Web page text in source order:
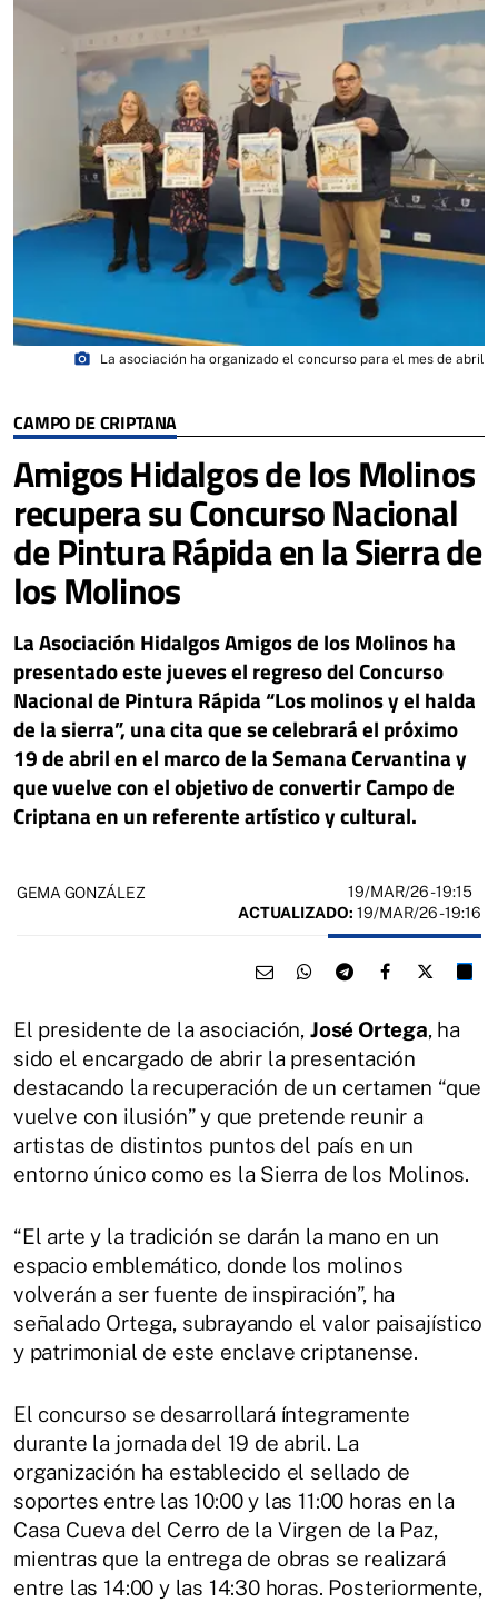
CAMPO DE CRIPTANA
Amigos Hidalgos de los Molinos
recupera su Concurso Nacional
de Pintura Rápida en la Sierra de
los Molinos
La Asociación Hidalgos Amigos de los Molinos ha
presentado este jueves el regreso del Concurso
Nacional de Pintura Rápida “Los molinos y el halda
de la sierra”, una cita que se celebrará el próximo
19 de abril en el marco de la Semana Cervantina y
que vuelve con el objetivo de convertir Campo de
Criptana en un referente artístico y cultural.
photo_camera La asociación ha organizado el concurso para el mes de abril
GEMA GONZÁLEZ 19/MAR/26- 19:15
ACTUALIZADO: 19/MAR/26 - 19:16
El presidente de la asociación, José Ortega, ha
sido el encargado de abrir la presentación
destacando la recuperación de un certamen “que
vuelve con ilusión” y que pretende reunir a
artistas de distintos puntos del país en un
entorno único como es la Sierra de los Molinos.
“El arte y la tradición se darán la mano en un
espacio emblemático, donde los molinos
volverán a ser fuente de inspiración”, ha
señalado Ortega, subrayando el valor paisajístico
y patrimonial de este enclave criptanense.
El concurso se desarrollará íntegramente
durante la jornada del 19 de abril. La
organización ha establecido el sellado de
soportes entre las 10:00 y las 11:00 horas en la
Casa Cueva del Cerro de la Virgen de la Paz,
mientras que la entrega de obras se realizará
entre las 14:00 y las 14:30 horas. Posteriormente,